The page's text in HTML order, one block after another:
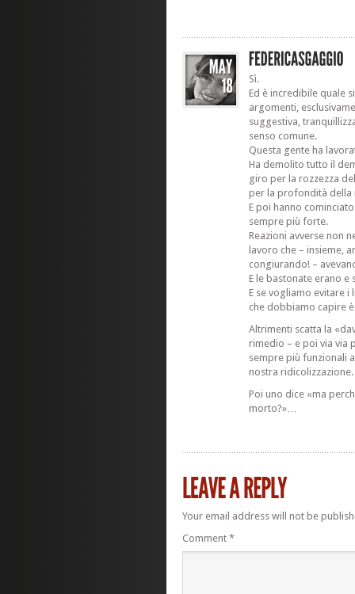
Sì.
Ed è incredibile quale
argomenti,
suggestiva,
senso comune.
Questa gente ha
Ha demolito tutto il
giro per la rozzezza
per la profondità della
E poi hanno
sempre più forte.
Reazioni avverse non
lavoro che – insieme,
congiurando! –
E le bastonate erano e
E se vogliamo evitare i
che dobbiamo capire
Altrimenti scatta la
rimedio – e poi via via
sempre più funzionali
nostra ridicolizzazione.
Poi uno dice «ma
morto?»…
Your email address will not be
Comment *